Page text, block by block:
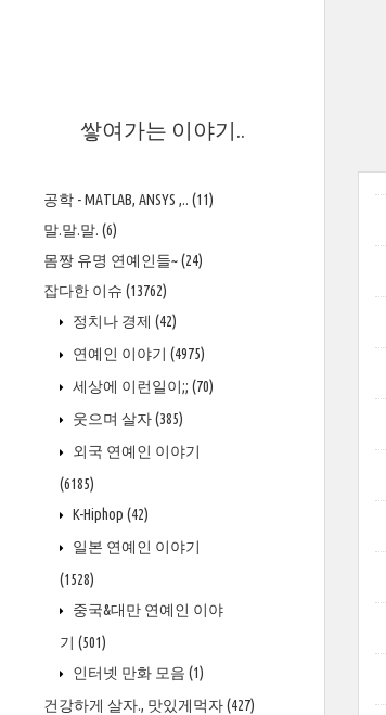
쌓여가는 이야기..
공학 - MATLAB, ANSYS ,.. (11)
말.말.말. (6)
몸짱 유명 연예인들~(24)
잡다한 이슈 (13762)
정치나 경제 (42)
연예인 이야기 (4975)
세상에 이런일이;; (70)
웃으며 살자(385)
외국 연예인 이야기
(6185)
K-Hiphop (42)
일본 연예인 이야기
(1528)
중국&대만 연예인 이야
기 (501)
인터넷 만화 모음 (1)
건강하게 살자., 맛있게먹자(427)